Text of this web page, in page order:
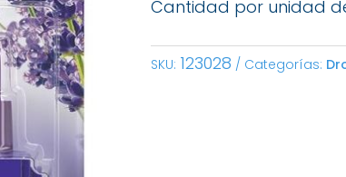
Cantidad por unidad
SKU: 123028 Categorías: